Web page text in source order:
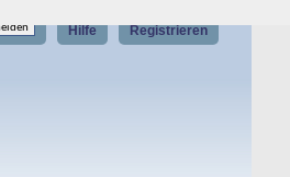
Registrieren
Hilfe